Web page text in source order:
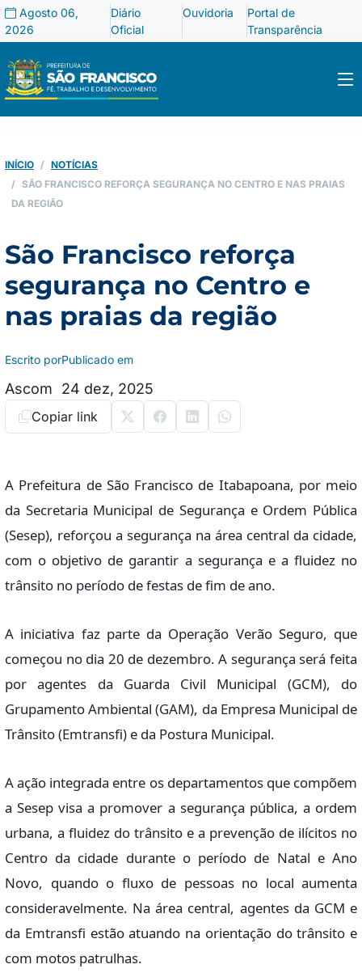
Agosto 06,
2026
Diário
Oficial
Ouvidoria
Portal de
Transparência
INÍCIO
NOTÍCIAS
SÃO FRANCISCO REFORÇA SEGURANÇA NO CENTRO E NAS PRAIAS
DA REGIÃO
São Francisco reforça
segurança no Centro e
nas praias da região
Escrito por
Ascom
Publicado em
24 dez, 2025
Copiar link
A Prefeitura de São Francisco de Itabapoana, por meio
da Secretaria Municipal de Segurança e Ordem Pública
(Sesep), reforçou a segurança na área central da cidade,
com o objetivo de garantir a segurança e a fluidez no
trânsito no período de festas de fim de ano.
A iniciativa faz parte da Operação Verão Seguro, que
começou no dia 20 de dezembro. A segurança será feita
por agentes da Guarda Civil Municipal (GCM), do
Grupamento Ambiental (GAM), da Empresa Municipal de
Trânsito (Emtransfi) e da Postura Municipal.
A ação integrada entre os departamentos que compõem
a Sesep visa a promover a segurança pública, a ordem
urbana, a fluidez do trânsito e a prevenção de ilícitos no
Centro da cidade durante o período de Natal e Ano
Novo, quando o fluxo de pessoas no local aumenta
consideravelmente. Na área central, agentes da GCM e
da Emtransfi estão atuando na orientação do trânsito e
com motos patrulhas.